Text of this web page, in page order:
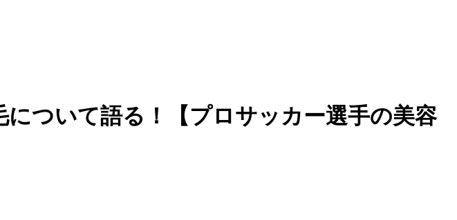
ついて語る！【プロサッカー選手の美容